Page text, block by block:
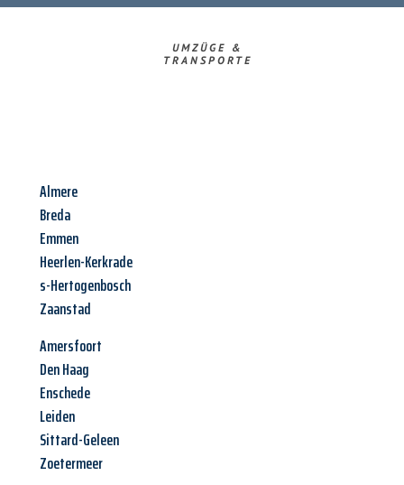
UMZÜGE &
TRANSPORTE
Almere
Breda
Emmen
Heerlen-Kerkrade
s-Hertogenbosch
Zaanstad
Amersfoort
Den Haag
Enschede
Leiden
Sittard-Geleen
Zoetermeer